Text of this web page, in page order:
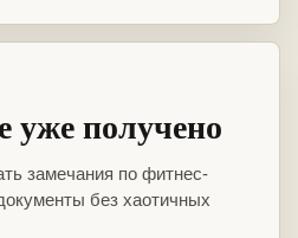
уже получено
замечания по фитнес-
без хаотичных